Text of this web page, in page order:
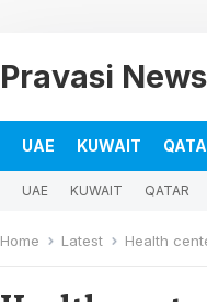
Pravasi
UAE KUWAIT
UAE KUWAIT QATAR
Home Latest Health